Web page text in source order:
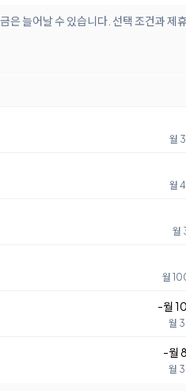
은 늘어날 수 있습니다. 선택 조건과 제
월
월
월
월
-월
월
-월
월